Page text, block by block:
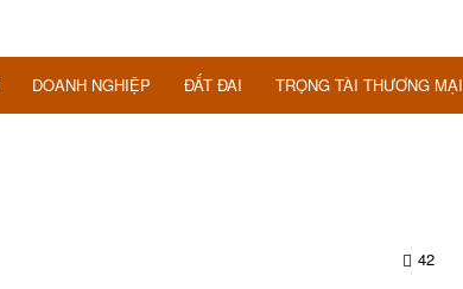
DOANH NGHIỆP ĐẤT ĐAI TRỌNG TÀI THƯƠNG MẠI
42